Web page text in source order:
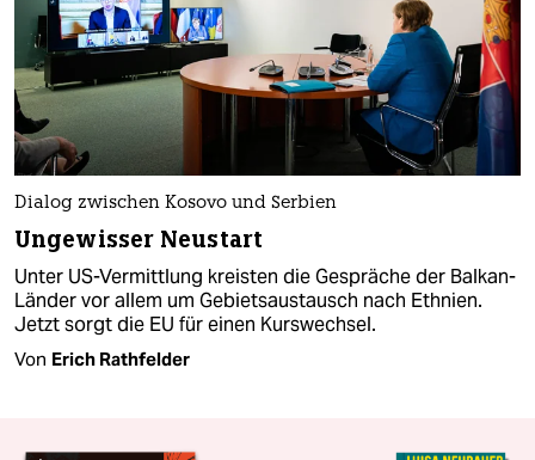
Dialog zwischen Kosovo und Serbien
Ungewisser Neustart
Unter US-Vermittlung kreisten die Gespräche der Balkan-
Länder vor allem um Gebietsaustausch nach Ethnien.
Jetzt sorgt die EU für einen Kurswechsel.
Von Erich Rathfelder